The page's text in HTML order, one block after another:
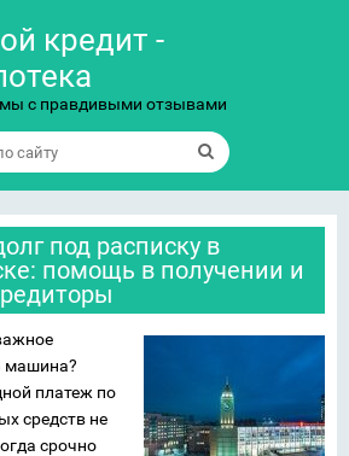
кредит -
с правдивыми отзывами
под расписку в
помощь в получении и
машина?
платеж по
средств не
срочно